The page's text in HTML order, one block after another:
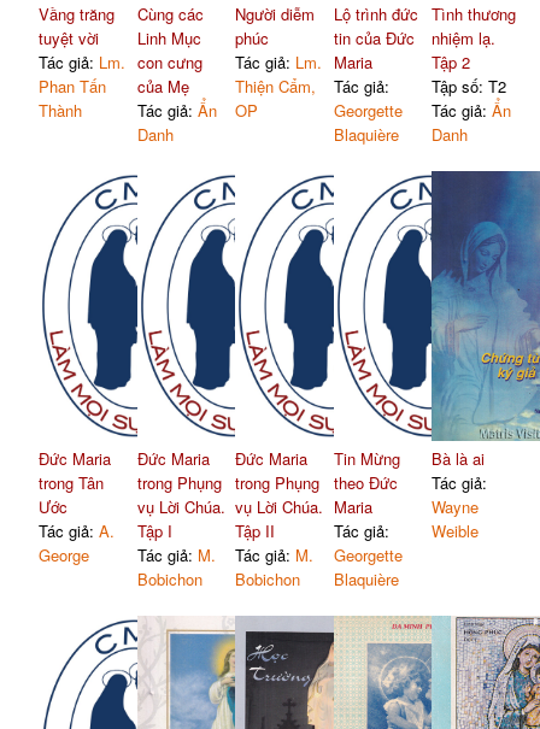
Vầng trăng
tuyệt vời
Tác giả: Lm.
Phan Tấn
Thành
Cùng các
Linh Mục
con cưng
của Mẹ
Tác giả: Ẩn
Danh
Người diễm
phúc
Tác giả: Lm.
Thiện Cẩm,
OP
Lộ trình đức
tin của Đức
Maria
Tác giả:
Georgette
Blaquière
Tình thương
nhiệm lạ.
Tập 2
Tập số: T2
Tác giả:Ẩn
Danh
Đức Maria
trong Tân
Ước
Tác giả:A.
George
Đức Maria
trong Phụng
vụ Lời Chúa.
Tập I
Tác giả: M.
Bobichon
Đức Maria
trong Phụng
vụ Lời Chúa.
Tập II
Tác giả: M.
Bobichon
Tin Mừng
theo Đức
Maria
Tác giả:
Georgette
Blaquière
Bà là ai
Tác giả:
Wayne
Weible